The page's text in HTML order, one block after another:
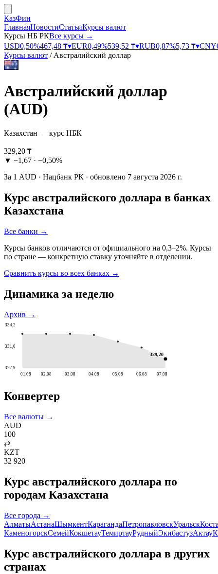
КазФин
ГлавнаяНовостиСтатьиКурсы валют
Курсы НБ РКВсе курсы →
USD0,50%467,48 ₸▾EUR0,49%539,52 ₸▾RUB0,87%5,73 ₸▾CNY
Курсы валют / Австралийский доллар
Австралийский доллар
(AUD)
Казахстан — курс НБК
329,20 ₸
▼ −1,67 · −0,50%
За 1 AUD · Нацбанк РК · обновлено 7 августа 2026 г.
Курс австралийского доллара в банках
Казахстана
Все банки →
Курсы банков отличаются от официального на 0,3–2%. Курсы
по стране — конкретную ставку уточняйте в отделении.
Сравнить курсы во всех банках →
Динамика за неделю
Архив →
334,2
331,0
327,9
329,20
01.08 02.08 03.08 04.08 05.08 06.08 07.08
Конвертер
Все валюты →
AUD
100
⇄
KZT
32 920
Курс австралийского доллара по
городам Казахстана
Все города →
АлматыАстанаШымкентКарагандаПетропавловскУральск
КаменогорскСемейКокшетауТемиртауРудныйЭкибастузАктау
Курс австралийского доллара в других
странах